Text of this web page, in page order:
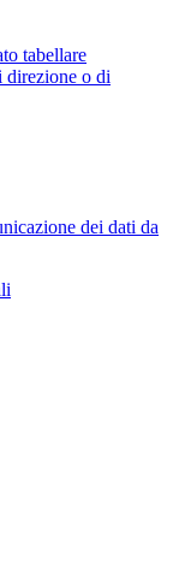
tabellare
direzione o di
dei dati da